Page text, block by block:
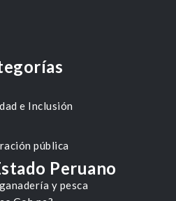
e Inclusión
pública
y pesca
Peruano